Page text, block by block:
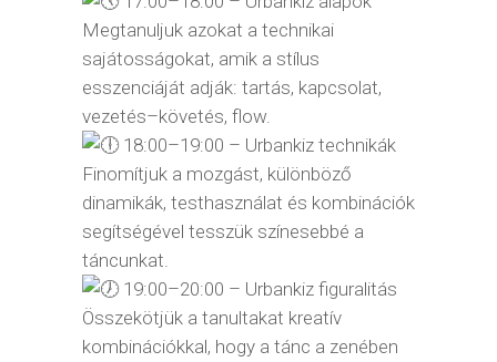
Megtanuljuk azokat a technikai
sajátosságokat, amik a stílus
esszenciáját adják: tartás, kapcsolat,
vezetés–követés, flow.
18:00–19:00 – Urbankiz technikák
Finomítjuk a mozgást, különböző
dinamikák, testhasználat és kombinációk
segítségével tesszük színesebbé a
táncunkat.
19:00–20:00 – Urbankiz figuralitás
Összekötjük a tanultakat kreatív
kombinációkkal, hogy a tánc a zenében